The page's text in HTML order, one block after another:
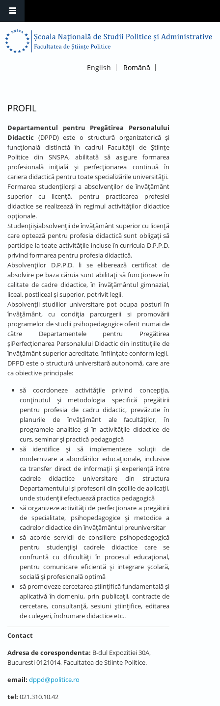
English Română
PROFIL
Departamentul pentru Pregătirea Personalului
Didactic (DPPD) este o structură organizatorică și
funcțională distinctă în cadrul Facultății de Științe
Politice din SNSPA, abilitată să asigure formarea
profesională inițială și perfecționarea continuă în
cariera didactică pentru toate specializările universității.
Formarea studenţilorşi a absolvenţilor de învăţământ
superior cu licenţă, pentru practicarea profesiei
didactice se realizează în regimul activităţilor didactice
opţionale.
Studenţiişiabsolvenţii de învăţământ superior cu licenţă
care optează pentru profesia didactică sunt obligaţi să
participe la toate activităţile incluse în curricula D.P.P.D.
privind formarea pentru profesia didactică.
Absolvenţilor D.P.P.D. li se eliberează certificat de
absolvire pe baza căruia sunt abilitaţi să funcţioneze în
calitate de cadre didactice, în învăţământul gimnazial,
liceal, postliceal şi superior, potrivit legii.
Absolvenţii studiilor universitare pot ocupa posturi în
învăţământ, cu condiţia parcurgerii si promovării
programelor de studii psihopedagogice oferit numai de
către Departamentele pentru Pregătirea
şiPerfecţionarea Personalului Didactic din instituţiile de
învăţământ superior acreditate, înfiinţate conform legii.
DPPD este o structură universitară autonomă, care are
ca obiective principale:
să coordoneze activitățile privind concepția,
conținutul și metodologia specifică pregătirii
pentru profesia de cadru didactic, prevăzute în
planurile de învățământ ale facultăților, în
programele analitice și în activitățile didactice de
curs, seminar și practică pedagogică
să identifice și să implementeze soluții de
modernizare a abordărilor educaționale, inclusive
ca transfer direct de informații și experiență între
cadrele didactice universitare din structura
Departamentului și profesorii din școlile de aplicații,
unde studenții efectuează practica pedagogică
să organizeze activități de perfecționare a pregătirii
de specialitate, psihopedagogice și metodice a
cadrelor didactice din învățământul preuniversitar
să acorde servicii de consiliere psihopedagogică
pentru studenţiişi cadrele didactice care se
confruntă cu dificultăţi în procesul educaţional,
pentru comunicare eficientă şi integrare şcolară,
socială şi profesională optimă
să promoveze cercetarea ştiinţifică fundamentală şi
aplicativă în domeniu, prin publicaţii, contracte de
cercetare, consultanţă, sesiuni ştiinţifice, editarea
de culegeri, îndrumare didactice etc..
Contact
Adresa de corespondenta: B-dul Expozitiei 30A,
Bucuresti 0121014, Facultatea de Stiinte Politice.
email: dppd@politice.ro
tel: 021.310.10.42